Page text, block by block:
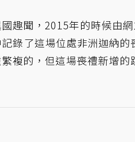
趣聞，2015年的時候由
錄了這場位處非洲迦納的
複的，但這場喪禮新增的